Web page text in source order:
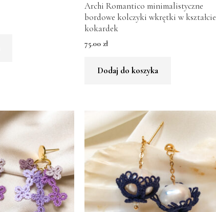
Archi Romantico minimalistyczne
bordowe kolczyki wkrętki w kształcie
kokardek
75.00 zł
Dodaj do koszyka